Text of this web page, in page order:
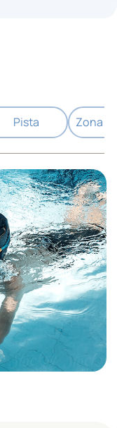
Pista Zona